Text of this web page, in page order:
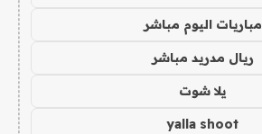
مباريات اليوم مباشر
ريال مدريد مباشر
يلا شوت
yalla shoot